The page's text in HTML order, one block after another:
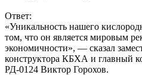
Ответ:
«Уникальность нашего
том, что он является мировым
экономичности», — сказал
конструктора КБХА и главный
РД-0124 Виктор Горохов.